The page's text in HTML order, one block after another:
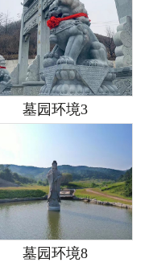
墓园环境3
墓园环境8